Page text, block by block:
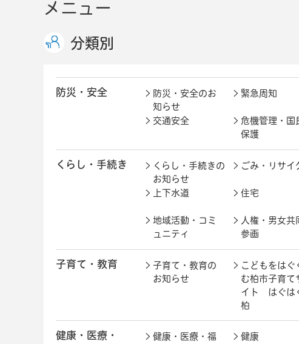
メニュー
分類別
防災・安全
防災・安全のお
知らせ
緊急周知
交通安全
危機管理・国
保護
くらし・手続き
くらし・手続きの
お知らせ
ごみ・リサイ
上下水道 住宅
地域活動・コミ
ュニティ
人権・男女共
参画
子育て・教育
子育て・教育の
お知らせ
こどもをはぐ
む柏市子育て
イト はぐは
柏
健康・医療・
健康・医療・福
健康